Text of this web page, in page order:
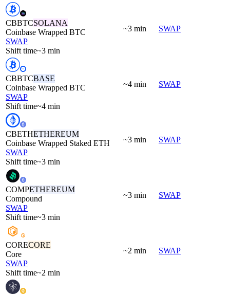
CBBTCSOLANA
Coinbase Wrapped BTC
SWAP
Shift time~3 min
~3 min SWAP
CBBTCBASE
Coinbase Wrapped BTC
SWAP
Shift time~4 min
~4 min SWAP
CBETHETHEREUM
Coinbase Wrapped Staked ETH
SWAP
Shift time~3 min
~3 min SWAP
COMPETHEREUM
Compound
SWAP
Shift time~3 min
~3 min SWAP
CORECORE
Core
SWAP
Shift time~2 min
~2 min SWAP